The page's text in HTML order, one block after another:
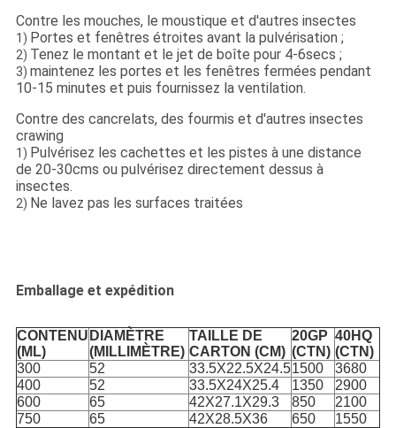
Contre les mouches, le moustique et d'autres insectes
1) Portes et fenêtres étroites avant la pulvérisation ;
2) Tenez le montant et le jet de boîte pour 4-6secs ;
3) maintenez les portes et les fenêtres fermées pendant
10-15 minutes et puis fournissez la ventilation.
Contre des cancrelats, des fourmis et d'autres insectes
crawing
1) Pulvérisez les cachettes et les pistes à une distance
de 20-30cms ou pulvérisez directement dessus à
insectes.
2) Ne lavez pas les surfaces traitées
Emballage et expédition
CONTENU
(ML)
DIAMÈTRE
(MILLIMÈTRE)
TAILLE DE
CARTON (CM)
20GP
(CTN)
40HQ
(CTN)
300
52 33.5X22.5X24.51500
3680
400
52 33.5X24X25.4 1350
2900
600
65 42X27.1X29.3 850
2100
750
65 42X28.5X36 650 1550